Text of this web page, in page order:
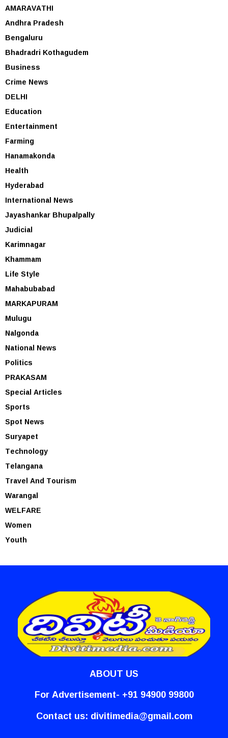
AMARAVATHI
Andhra Pradesh
Bengaluru
Bhadradri Kothagudem
Business
Crime News
DELHI
Education
Entertainment
Farming
Hanamakonda
Health
Hyderabad
International News
Jayashankar Bhupalpally
Judicial
Karimnagar
Khammam
Life Style
Mahabubabad
MARKAPURAM
Mulugu
Nalgonda
National News
Politics
PRAKASAM
Special Articles
Sports
Spot News
Suryapet
Technology
Telangana
Travel And Tourism
Warangal
WELFARE
Women
Youth
ABOUT US
For Advertisement- +91 94900 99800
Contact us: divitimedia@gmail.com